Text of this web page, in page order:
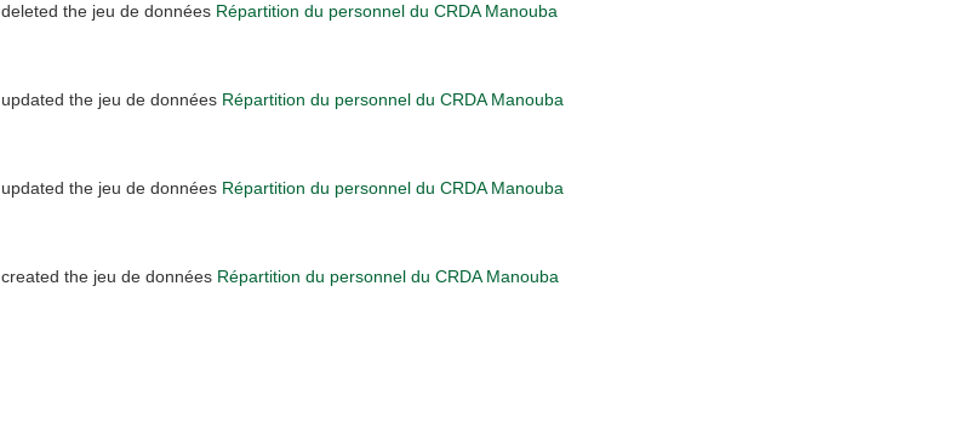
deleted the jeu de données Répartition du personnel du CRDA Manouba
updated the jeu de données Répartition du personnel du CRDA Manouba
updated the jeu de données Répartition du personnel du CRDA Manouba
created the jeu de données Répartition du personnel du CRDA Manouba